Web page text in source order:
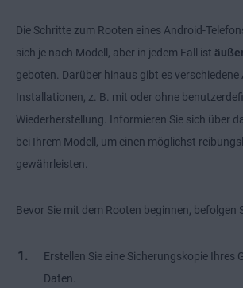
Die Schritte zum Rooten eines Android-
sich je nach Modell, aber in jedem Fall ist
geboten. Darüber hinaus gibt es verschiedene
Installationen, z. B. mit oder ohne
Wiederherstellung. Informieren Sie sich über
bei Ihrem Modell, um einen möglichst
gewährleisten.
Bevor Sie mit dem Rooten beginnen, befolgen
Erstellen Sie eine Sicherungskopie Ihres
Daten.